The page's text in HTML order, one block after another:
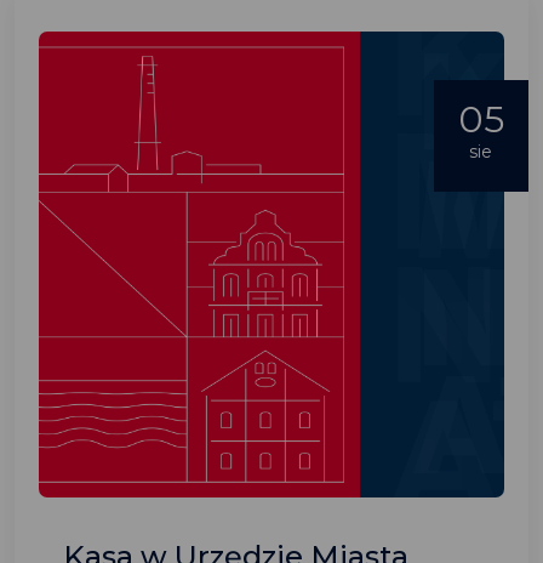
05
sie